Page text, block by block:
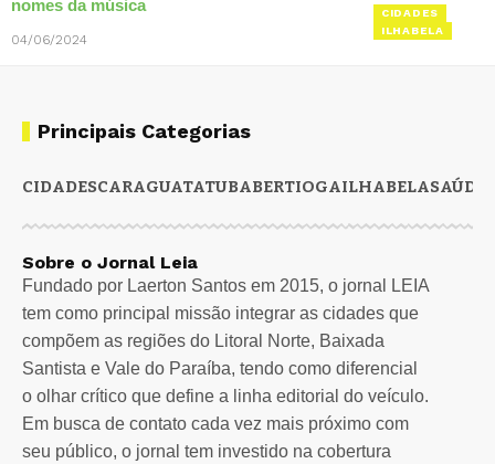
CIDADES
ILHABELA
nomes da música
04/06/2024
Principais Categorias
CIDADESCARAGUATATUBABERTIOGAILHABELASAÚDE
Sobre o Jornal Leia
Fundado por Laerton Santos em 2015, o jornal LEIA
tem como principal missão integrar as cidades que
compõem as regiões do Litoral Norte, Baixada
Santista e Vale do Paraíba, tendo como diferencial
o olhar crítico que define a linha editorial do veículo.
Em busca de contato cada vez mais próximo com
seu público, o jornal tem investido na cobertura